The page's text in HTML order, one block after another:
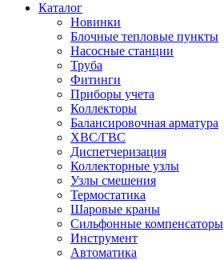
Каталог
Новинки
Блочные тепловые пункты
Насосные станции
Труба
Фитинги
Приборы учета
Коллекторы
Балансировочная арматура
ХВС/ГВС
Диспетчеризация
Коллекторные узлы
Узлы смешения
Термостатика
Шаровые краны
Сильфонные компенсаторы
Инструмент
Автоматика